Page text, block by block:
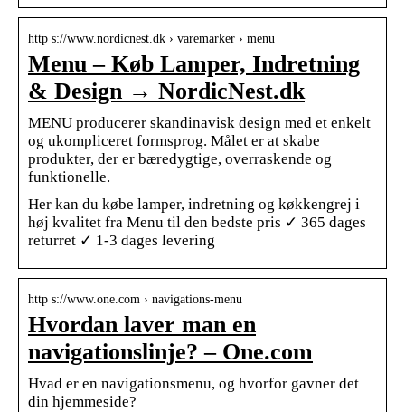
http s://www.nordicnest.dk › varemarker › menu
Menu – Køb Lamper, Indretning
& Design → NordicNest.dk
MENU producerer skandinavisk design med et enkelt
og ukompliceret formsprog. Målet er at skabe
produkter, der er bæredygtige, overraskende og
funktionelle.
Her kan du købe lamper, indretning og køkkengrej i
høj kvalitet fra Menu til den bedste pris ✓ 365 dages
returret ✓ 1-3 dages levering
http s://www.one.com › navigations-menu
Hvordan laver man en
navigationslinje? – One.com
Hvad er en navigationsmenu, og hvorfor gavner det
din hjemmeside?